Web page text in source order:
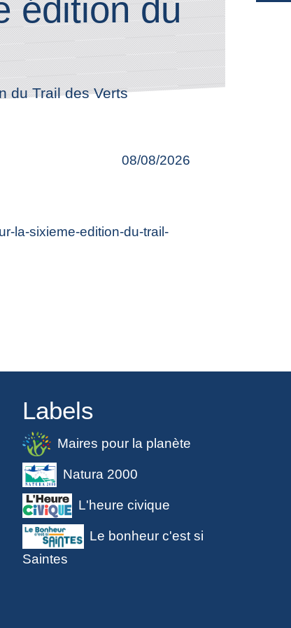
édition du
du Trail des Verts
08/08/2026
la-sixieme-edition-du-trail-
Labels
Maires pour la planète
Natura 2000
L'heure civique
Le bonheur c'est si
Saintes